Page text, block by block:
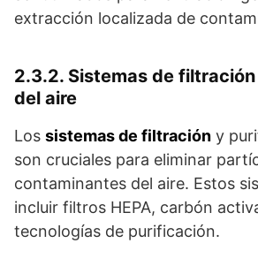
extracción localizada de
2.3.2. Sistemas de
del aire
Los sistemas de filtración y
son cruciales para eliminar
contaminantes del aire. Estos
incluir filtros HEPA, carbón
tecnologías de purificación.